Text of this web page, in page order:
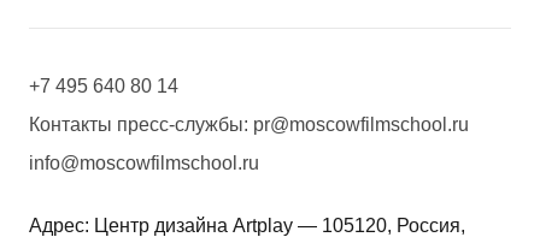
+7 495 640 80 14
Контакты пресс-службы: pr@moscowfilmschool.ru
info@moscowfilmschool.ru
Адрес: Центр дизайна Artplay — 105120, Россия,